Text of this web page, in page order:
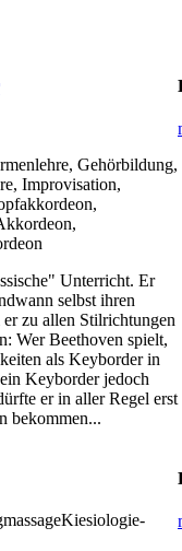
Gehörbildung,
Improvisation,
Unterricht. Er
selbst ihren
zu allen Stilrichtungen
Wer Beethoven spielt,
als Keyborder in
Keyborder jedoch
er in aller Regel erst
bekommen...
Kiesiologie-